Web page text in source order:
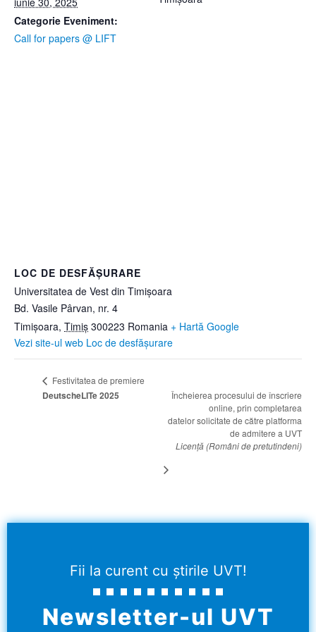
Categorie Eveniment:
Call for papers @ LIFT
LOC DE DESFĂȘURARE
Universitatea de Vest din Timișoara
Bd. Vasile Pârvan, nr. 4
Timișoara, Timiș 300223 Romania + Hartă Google
Vezi site-ul web Loc de desfășurare
Festivitatea de premiere
DeutscheLITe 2025
Încheierea procesului de înscriere
online, prin completarea
datelor solicitate de către platforma
de admitere a UVT
Licență (Români de pretutindeni)
Fii la curent cu știrile UVT!
Newsletter-ul UVT